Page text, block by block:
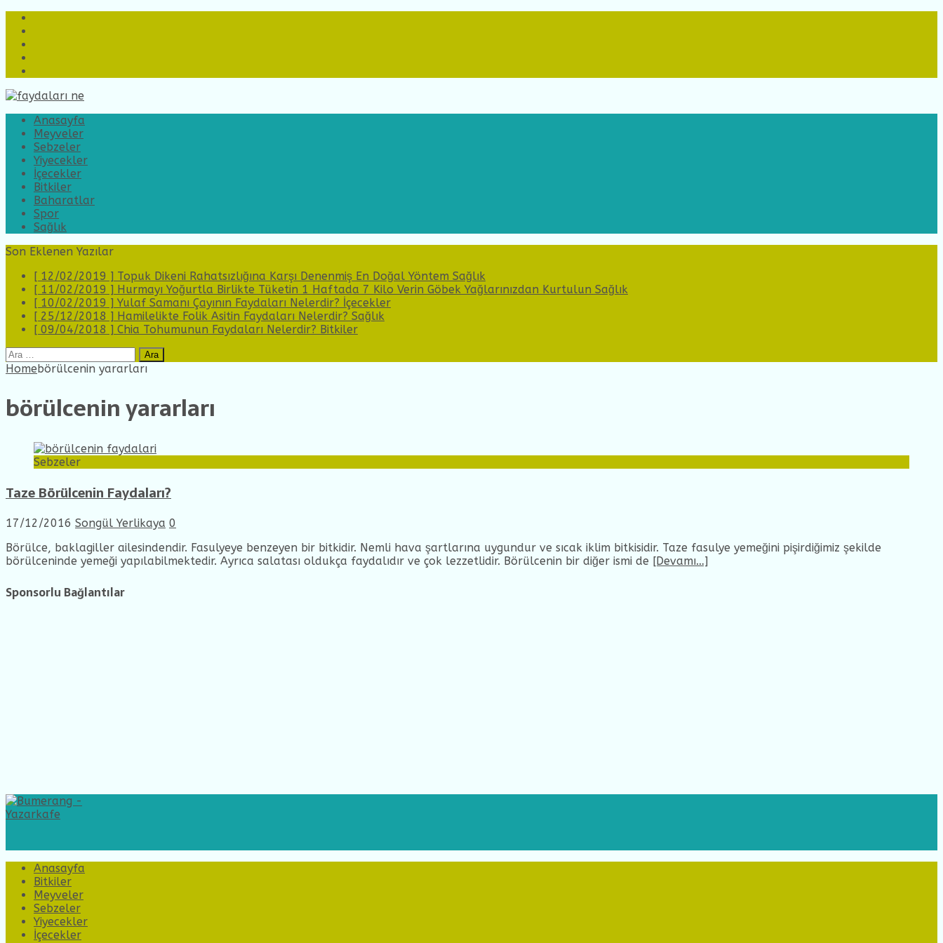
Anasayfa
Meyveler
Sebzeler
Yiyecekler
İçecekler
Bitkiler
Baharatlar
Spor
Sağlık
Son Eklenen Yazılar
[ 12/02/2019 ] Topuk Dikeni Rahatsızlığına Karşı Denenmiş En Doğal Yöntem Sağlık
[ 11/02/2019 ] Hurmayı Yoğurtla Birlikte Tüketin 1 Haftada 7 Kilo Verin Göbek Yağlarınızdan Kurtulun Sağlık
[ 10/02/2019 ] Yulaf Samanı Çayının Faydaları Nelerdir? İçecekler
[ 25/12/2018 ] Hamilelikte Folik Asitin Faydaları Nelerdir? Sağlık
[ 09/04/2018 ] Chia Tohumunun Faydaları Nelerdir? Bitkiler
Arama:
Homebörülcenin yararları
börülcenin yararları
Sebzeler
Taze Börülcenin Faydaları?
17/12/2016 Songül Yerlikaya 0
Börülce, baklagiller ailesindendir. Fasulyeye benzeyen bir bitkidir. Nemli hava şartlarına uygundur ve sıcak iklim bitkisidir. Taze fasulye yemeğini pişirdiğimiz şekilde
börülceninde yemeği yapılabilmektedir. Ayrıca salatası oldukça faydalıdır ve çok lezzetlidir. Börülcenin bir diğer ismi de [Devamı…]
Sponsorlu Bağlantılar
Anasayfa
Bitkiler
Meyveler
Sebzeler
Yiyecekler
İçecekler